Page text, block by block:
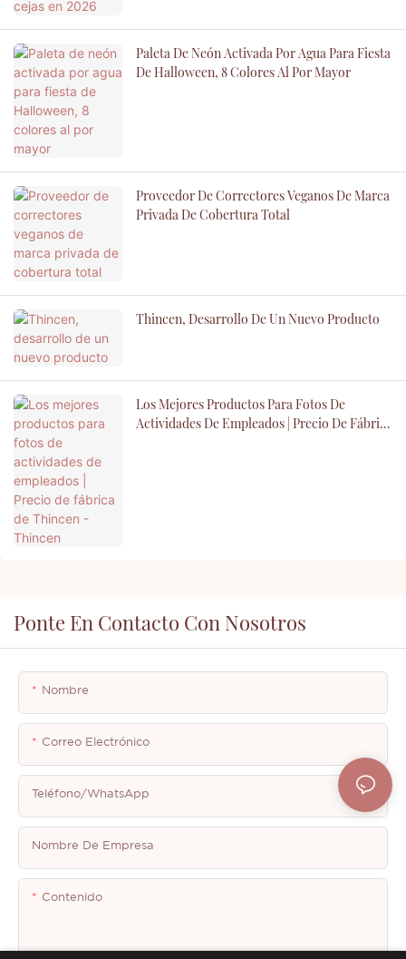
Paleta De Neón Activada Por Agua Para Fiesta
De Halloween, 8 Colores Al Por Mayor
Proveedor De Correctores Veganos De Marca
Privada De Cobertura Total
Thincen, Desarrollo De Un Nuevo Producto
Los Mejores Productos Para Fotos De
Actividades De Empleados | Precio De Fábrica
Ponte En Contacto Con Nosotros
Nombre
Correo Electrónico
Teléfono/WhatsApp
Nombre De Empresa
Contenido